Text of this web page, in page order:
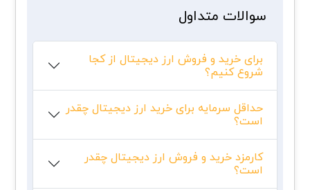
سوالات متداول
برای خرید و فروش ارز دیجیتال از کجا
شروع کنیم؟
حداقل سرمایه برای خرید ارز دیجیتال چقدر
است؟
کارمزد خرید و فروش ارز دیجیتال چقدر
است؟